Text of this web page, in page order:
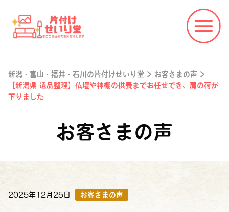
新潟・富山・福井・石川の片付けせいり堂 > お客さまの声 >
【新潟県 遺品整理】仏壇や神棚の供養までお任せでき、肩の荷が
下りました
お客さまの声
2025年12月25日 お客さまの声